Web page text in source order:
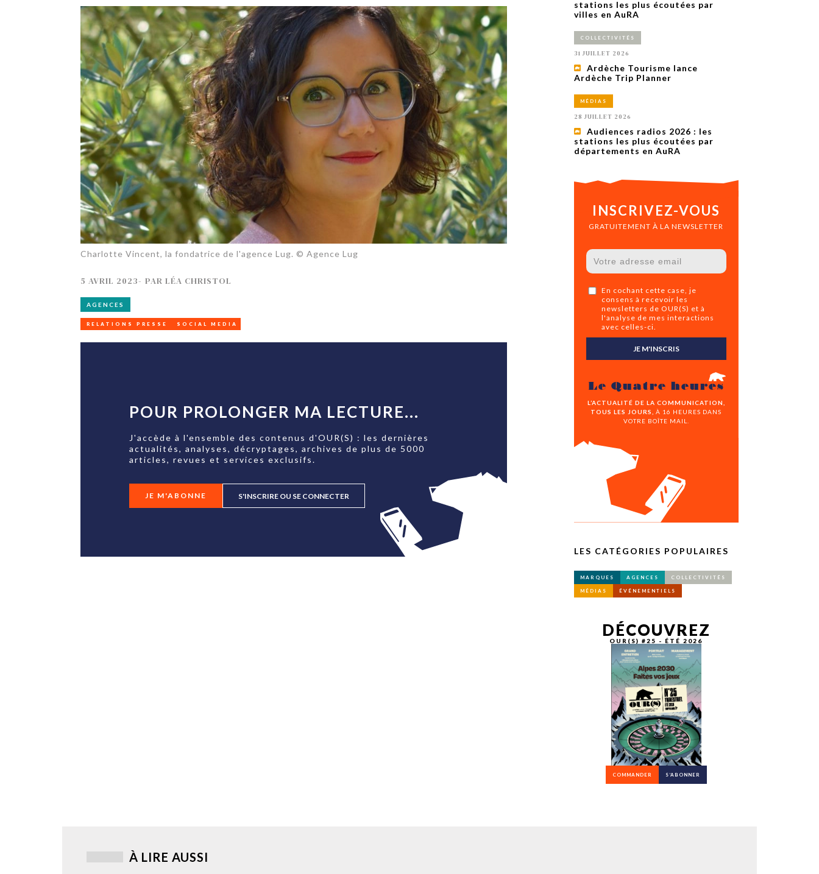
SERVICES
OPINIONS
LA REVUE
ARTICLE
PARTENAIRE
Amandine Burret
rejoint Sainte-Foy-
lès-Lyon
saison autour de son concept autour de
la déconnexion, en digital et au cinéma.
Alexandra Thizy, sa responsable
marketing et communication, revient sur
la campagne.
1 AN
Charlotte Vincent, la fondatrice de l'agence Lug. © Agence Lug
5 AVRIL 2023- PARLÉA CHRISTOL
AGENCES
RELATIONS PRESSE SOCIAL MEDIA
POUR PROLONGER MA LECTURE...
J'accède à l'ensemble des contenus d'OUR(S) : les dernières
actualités, analyses, décryptages, archives de plus de 5000
articles, revues et services exclusifs.
JE M'ABONNE S'INSCRIRE OU SE CONNECTER
stations les plus écoutées par
villes en AuRA
COLLECTIVITÉS
31 JUILLET 2026
Ardèche Tourisme lance
Ardèche Trip Planner
MÉDIAS
28 JUILLET 2026
Audiences radios 2026 : les
stations les plus écoutées par
départements en AuRA
INSCRIVEZ-VOUS
GRATUITEMENT À LA NEWSLETTER
En cochant cette case, je
consens à recevoir les
newsletters de OUR(S) et à
l'analyse de mes interactions
avec celles-ci.
JE M'INSCRIS
Le Quatre heures
L’ACTUALITÉ DE LA COMMUNICATION,
TOUS LES JOURS,
À 16 HEURES DANS
VOTRE BOÎTE MAIL.
LES CATÉGORIES POPULAIRES
MARQUES AGENCES COLLECTIVITÉS
MÉDIAS ÉVÉNEMENTIELS
DÉCOUVREZ
OUR(S) #25 - ÉTÉ 2026
COMMANDER S’ABONNER
À LIRE AUSSI